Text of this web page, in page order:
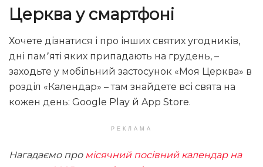
Церква у смартфоні
Хочете дізнатися і про інших святих угодників,
дні пам՚яті яких припадають на грудень, –
заходьте у мобільний застосунок «Моя Церква» в
розділ «Календар» – там знайдете всі свята на
кожен день: Google Play й App Store.
РЕКЛАМА
Нагадаємо про місячний посівний календар на